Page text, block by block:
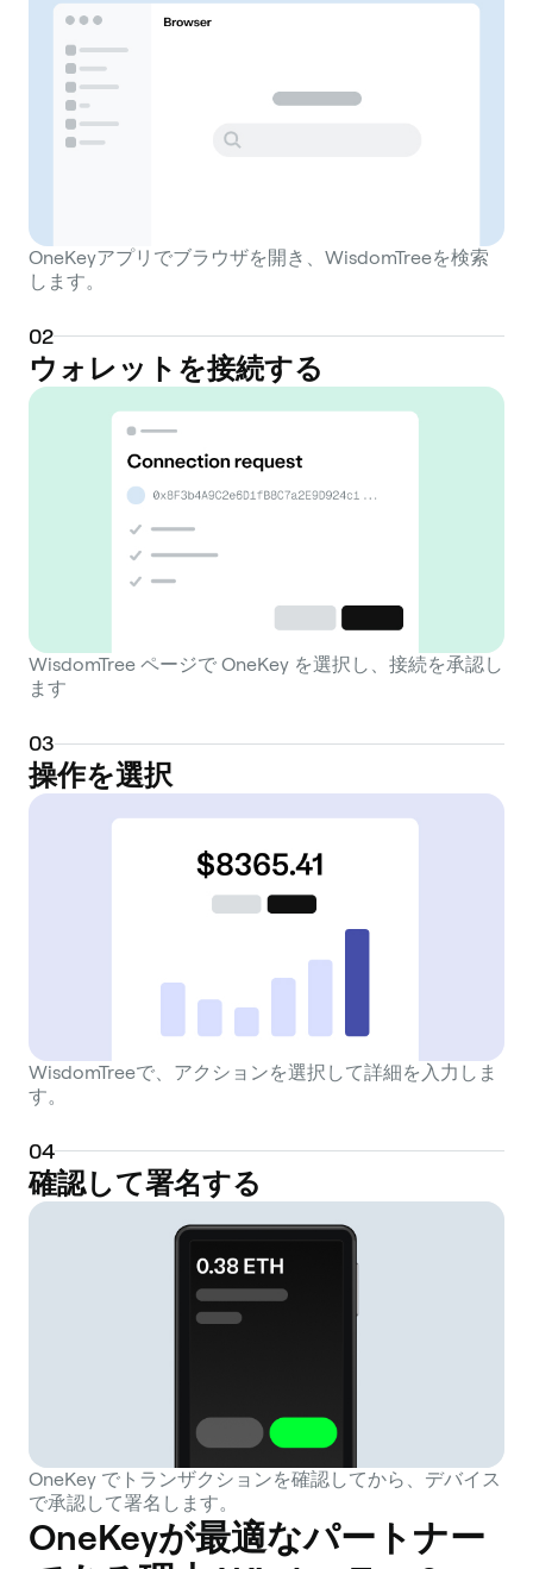
OneKeyアプリでブラウザを開き、WisdomTreeを検索
します。
02
ウォレットを接続する
WisdomTree ページで OneKey を選択し、接続を承認し
ます
03
操作を選択
WisdomTreeで、アクションを選択して詳細を入力しま
す。
04
確認して署名する
OneKey でトランザクションを確認してから、デバイス
で承認して署名します。
OneKeyが最適なパートナー